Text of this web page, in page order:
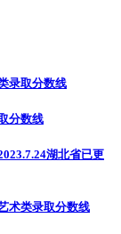
录取分数线
分数线
湖北省已更
术类录取分数线